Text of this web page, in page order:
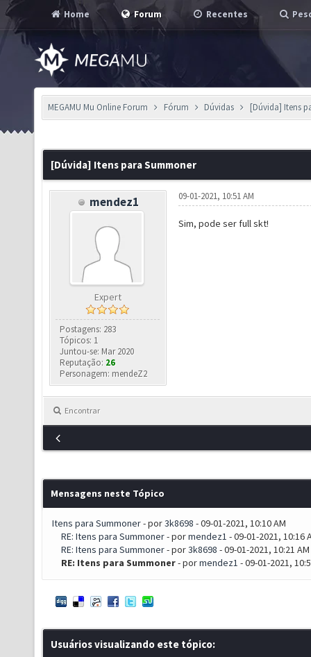
Home Forum Recentes
MEGAMU Mu Online Forum Fórum Dúvidas [Dúvida] Itens
[Dúvida] Itens para Summoner
mendez1
Expert
Postagens: 283
Tópicos: 1
Juntou-se: Mar 2020
Reputação: 26
Personagem: mendeZ2
09-01-2021, 10:51 AM
Sim, pode ser full skt!
Encontrar
Mensagens neste Tópico
Itens para Summoner- por3k8698 - 09-01-2021, 10:10 AM
RE: Itens para Summoner- pormendez1 - 09-01-2021, 10:16
RE: Itens para Summoner- por3k8698 - 09-01-2021, 10:21 AM
RE: Itens para Summoner- pormendez1 - 09-01-2021,
Usuários visualizando este tópico: